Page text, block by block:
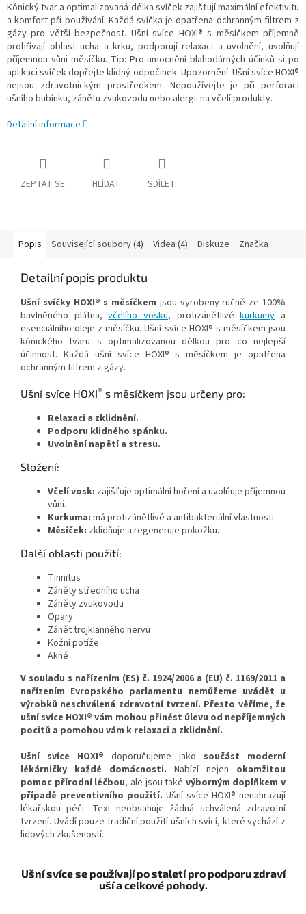
Kónický tvar a optimalizovaná délka svíček zajišťují maximální efektivitu
a komfort při používání. Každá svíčka je opatřena ochranným filtrem z
gázy pro větší bezpečnost. Ušní svíce HOXI® s měsíčkem příjemně
prohřívají oblast ucha a krku, podporují relaxaci a uvolnění, uvolňují
příjemnou vůni měsíčku. Tip: Pro umocnění blahodárných účinků si po
aplikaci svíček dopřejte klidný odpočinek. Upozornění: Ušní svíce HOXI®
nejsou zdravotnickým prostředkem. Nepoužívejte je při perforaci
ušního bubínku, zánětu zvukovodu nebo alergii na včelí produkty.
Detailní informace
ZEPTAT SE HLÍDAT SDÍLET
Popis Související soubory (4) Videa (4) Diskuze Značka
Detailní popis produktu
Ušní svíčky HOXI® s měsíčkem jsou vyrobeny ručně ze 100%
bavlněného plátna,včelího vosku, protizánětlivékurkumya
esenciálního oleje z měsíčku. Ušní svíce HOXI® s měsíčkem jsou
kónického tvaru s optimalizovanou délkou pro co nejlepší
účinnost. Každá ušní svíce HOXI® s měsíčkem je opatřena
ochranným filtrem z gázy.
Ušní svíce HOXI® s měsíčkem jsou určeny pro:
Relaxaci a zklidnění.
Podporu klidného spánku.
Uvolnění napětí a stresu.
Složení:
Včelí vosk: zajišťuje optimální hoření a uvolňuje příjemnou
vůni.
Kurkuma: má protizánětlivé a antibakteriální vlastnosti.
Měsíček: zklidňuje a regeneruje pokožku.
Další oblasti použití:
Tinnitus
Záněty středního ucha
Záněty zvukovodu
Opary
Zánět trojklanného nervu
Kožní potíže
Akné
V souladu s nařízením (ES) č. 1924/2006 a (EU) č. 1169/2011 a
nařízením Evropského parlamentu nemůžeme uvádět u
výrobků neschválená zdravotní tvrzení. Přesto věříme, že
ušní svíce HOXI® vám mohou přinést úlevu od nepříjemných
pocitů a pomohou vám k relaxaci a zklidnění.
Ušní svíce HOXI® doporučujeme jako součást moderní
lékárničky každé domácnosti. Nabízí nejen okamžitou
pomoc přírodní léčbou, ale jsou také výborným doplňkem v
případě preventivního použití. Ušní svíce HOXI® nenahrazují
lékařskou péči. Text neobsahuje žádná schválená zdravotní
tvrzení. Uvádí pouze tradiční použití ušních svící, které vychází z
lidových zkušeností.
Ušní svíce se používají po staletí pro podporu zdraví
uší a celkové pohody.